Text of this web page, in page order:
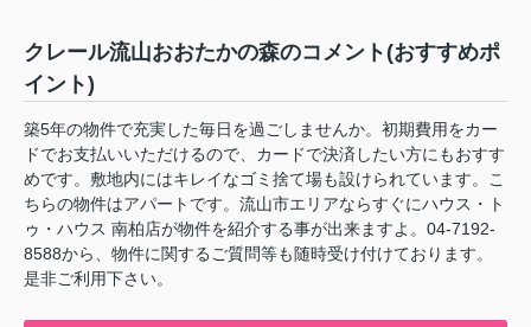
クレール流山おおたかの森のコメント(おすすめポ
イント)
築5年の物件で充実した毎日を過ごしませんか。初期費用をカー
ドでお支払いいただけるので、カードで決済したい方にもおすす
めです。敷地内にはキレイなゴミ捨て場も設けられています。こ
ちらの物件はアパートです。流山市エリアならすぐにハウス・ト
ゥ・ハウス 南柏店が物件を紹介する事が出来ますよ。04-7192-
8588から、物件に関するご質問等も随時受け付けております。
是非ご利用下さい。